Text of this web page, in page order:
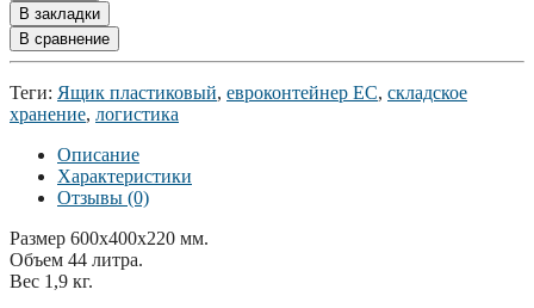
В закладки
В сравнение
Теги: Ящик пластиковый, евроконтейнер ЕС, складское
хранение, логистика
Описание
Характеристики
Отзывы (0)
Размер 600x400x220 мм.
Объем 44 литра.
Вес 1,9 кг.